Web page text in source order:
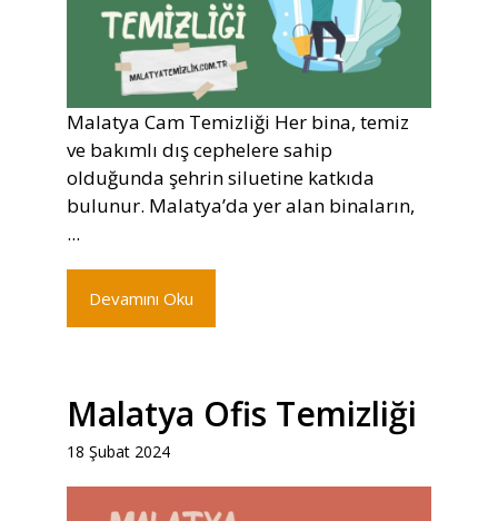
Malatya Cam Temizliği Her bina, temiz
ve bakımlı dış cephelere sahip
olduğunda şehrin siluetine katkıda
bulunur. Malatya’da yer alan binaların,
...
Devamını Oku
Malatya Ofis Temizliği
18 Şubat 2024